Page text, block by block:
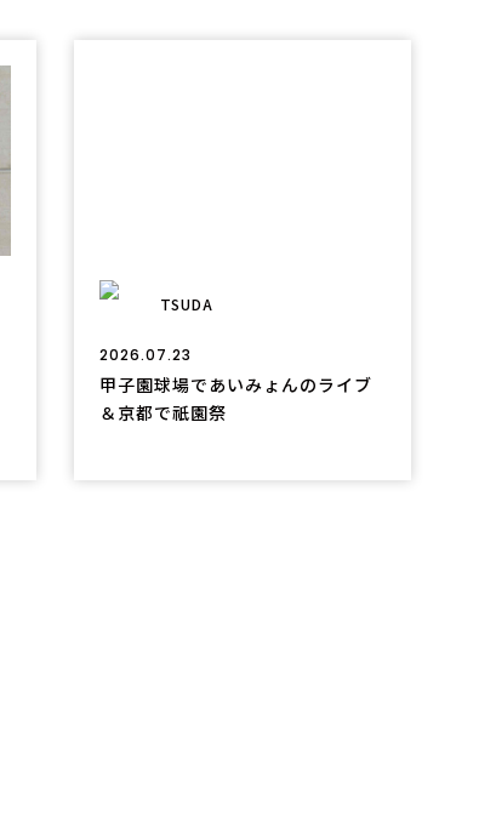
TSUDA
2026.07.23
甲子園球場であいみょんのライブ
＆京都で祇園祭